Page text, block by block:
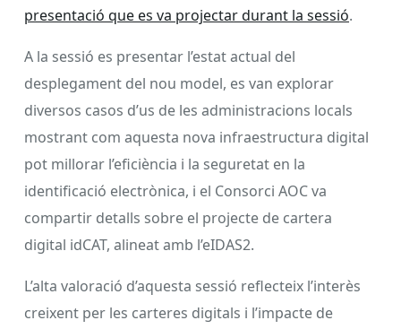
presentació que es va projectar durant la sessió.
A la sessió es presentar l’estat actual del
desplegament del nou model, es van explorar
diversos casos d’us de les administracions locals
mostrant com aquesta nova infraestructura digital
pot millorar l’eficiència i la seguretat en la
identificació electrònica, i el Consorci AOC va
compartir detalls sobre el projecte de cartera
digital idCAT, alineat amb l’eIDAS2.
L’alta valoració d’aquesta sessió reflecteix l’interès
creixent per les carteres digitals i l’impacte de